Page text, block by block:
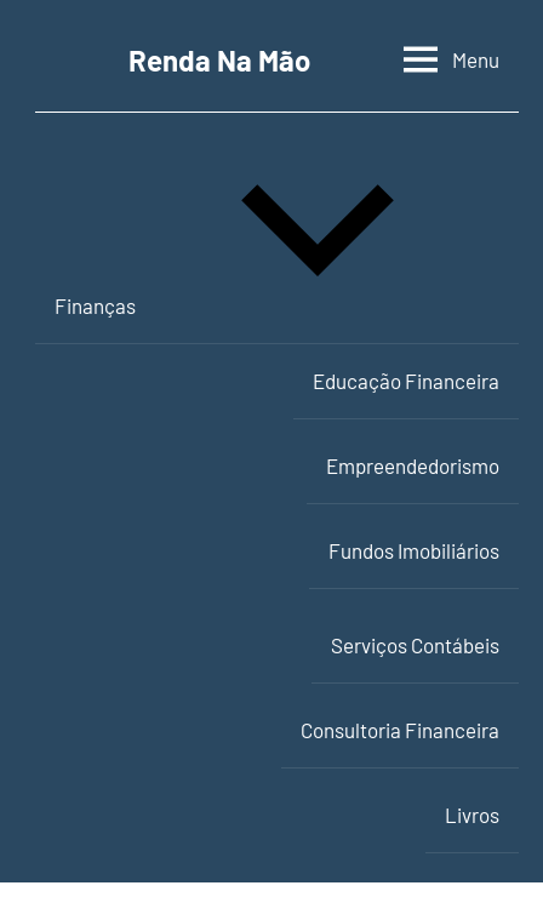
conteúdo
Renda Na Mão
Contabilidade,
empreendedorismo
Menu
Finanças
Educação Financeira
Empreendedorismo
Fundos Imobiliários
Serviços Contábeis
Consultoria Financeira
Livros